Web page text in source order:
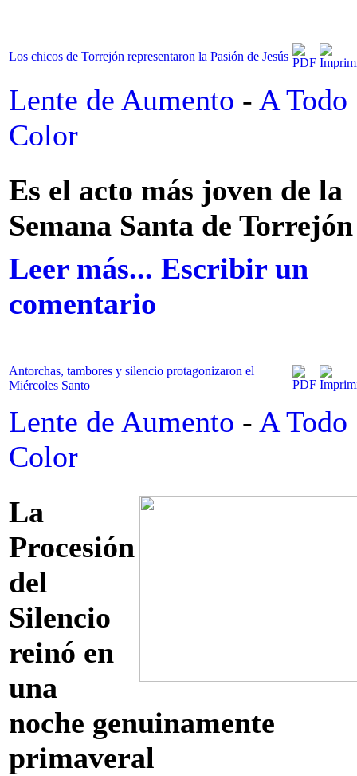
Los chicos de Torrejón representaron la Pasión de Jesús
Lente de Aumento - A Todo
Color
Es el acto más joven de la
Semana Santa de Torrejón
Leer más... Escribir un
comentario
Antorchas, tambores y silencio protagonizaron el
Miércoles Santo
Lente de Aumento - A Todo
Color
La
Procesión
del
Silencio
reinó en
una
noche genuinamente
primaveral